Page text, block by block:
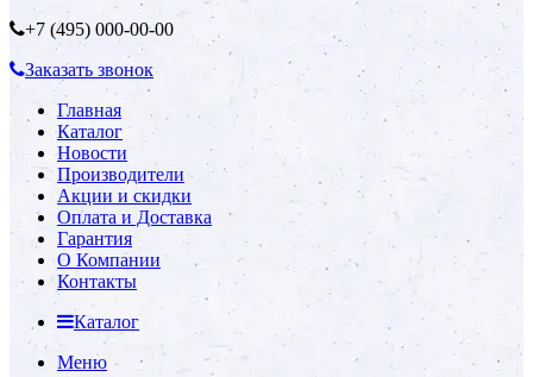
+7 (495) 000-00-00
Заказать звонок
Главная
Каталог
Новости
Производители
Акции и скидки
Оплата и Доставка
Гарантия
О Компании
Контакты
Каталог
Меню